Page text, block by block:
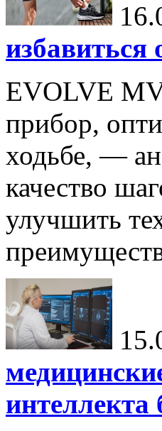
избавиться
EVOLVE
прибор,
ходьбе, —
качество
улучшить
интеллекта